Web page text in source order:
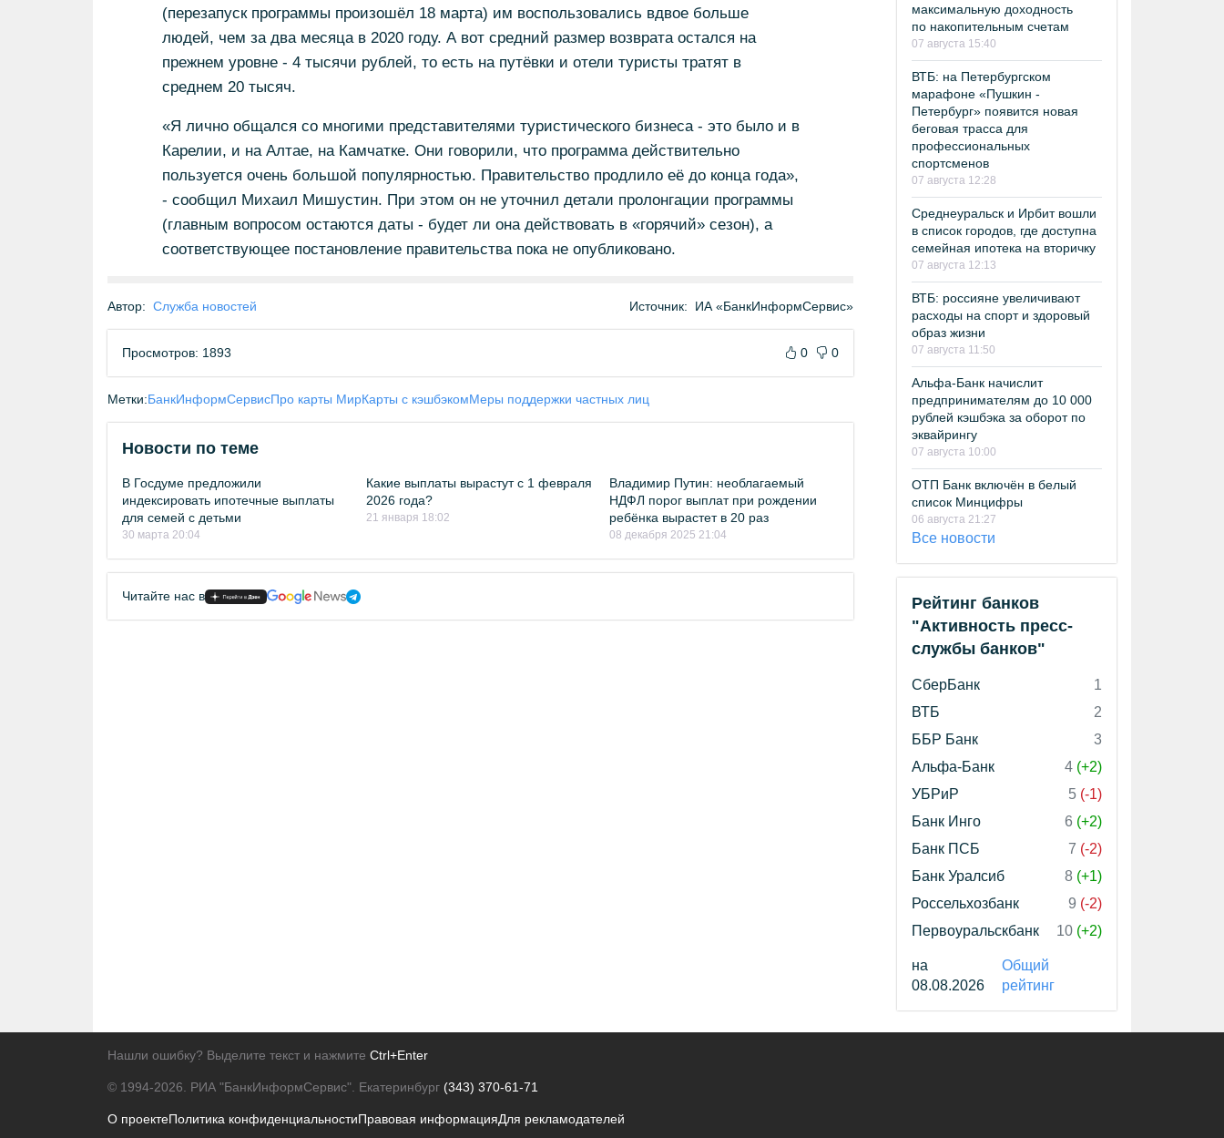
(перезапуск программы произошёл 18 марта) им воспользовались вдвое больше
людей, чем за два месяца в 2020 году. А вот средний размер возврата остался на
прежнем уровне - 4 тысячи рублей, то есть на путёвки и отели туристы тратят в
среднем 20 тысяч.
«Я лично общался со многими представителями туристического бизнеса - это было и в
Карелии, и на Алтае, на Камчатке. Они говорили, что программа действительно
пользуется очень большой популярностью. Правительство продлило её до конца года»,
- сообщил Михаил Мишустин. При этом он не уточнил детали пролонгации программы
(главным вопросом остаются даты - будет ли она действовать в «горячий» сезон), а
соответствующее постановление правительства пока не опубликовано.
Автор: Служба новостей Источник: ИА «БанкИнформСервис»
Просмотров: 1893 0 0
Метки:БанкИнформСервисПро карты МирКарты с кэшбэкомМеры поддержки частных лиц
Новости по теме
В Госдуме предложили
индексировать ипотечные выплаты
для семей с детьми
30 марта 20:04
Какие выплаты вырастут с 1 февраля
2026 года?
21 января 18:02
Владимир Путин: необлагаемый
НДФЛ порог выплат при рождении
ребёнка вырастет в 20 раз
08 декабря 2025 21:04
Читайте нас в
максимальную доходность
по накопительным счетам
07 августа 15:40
ВТБ: на Петербургском
марафоне «Пушкин -
Петербург» появится новая
беговая трасса для
профессиональных
спортсменов
07 августа 12:28
Среднеуральск и Ирбит вошли
в список городов, где доступна
семейная ипотека на вторичку
07 августа 12:13
ВТБ: россияне увеличивают
расходы на спорт и здоровый
образ жизни
07 августа 11:50
Альфа-Банк начислит
предпринимателям до 10 000
рублей кэшбэка за оборот по
эквайрингу
07 августа 10:00
ОТП Банк включён в белый
список Минцифры
06 августа 21:27
Все новости
Рейтинг банков
"Активность пресс-
службы банков"
СберБанк
1
ВТБ
2
ББР Банк
3
Альфа-Банк
4 (+2)
УБРиР
5 (-1)
Банк Инго
6 (+2)
Банк ПСБ
7 (-2)
Банк Уралсиб
8 (+1)
Россельхозбанк
9 (-2)
Первоуральскбанк
10 (+2)
на
08.08.2026
Общий
рейтинг
Нашли ошибку? Выделите текст и нажмите Ctrl+Enter
© 1994-2026. РИА "БанкИнформСервис". Екатеринбург (343) 370-61-71
О проектеПолитика конфиденциальностиПравовая информацияДля рекламодателей